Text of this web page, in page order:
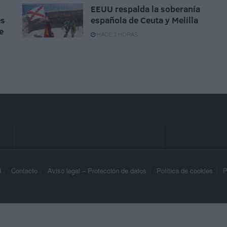
EEUU respalda la soberanía
española de Ceuta y Melilla
HACE 3 HORAS
Contacto Aviso legal – Protección de datos Política de cookies